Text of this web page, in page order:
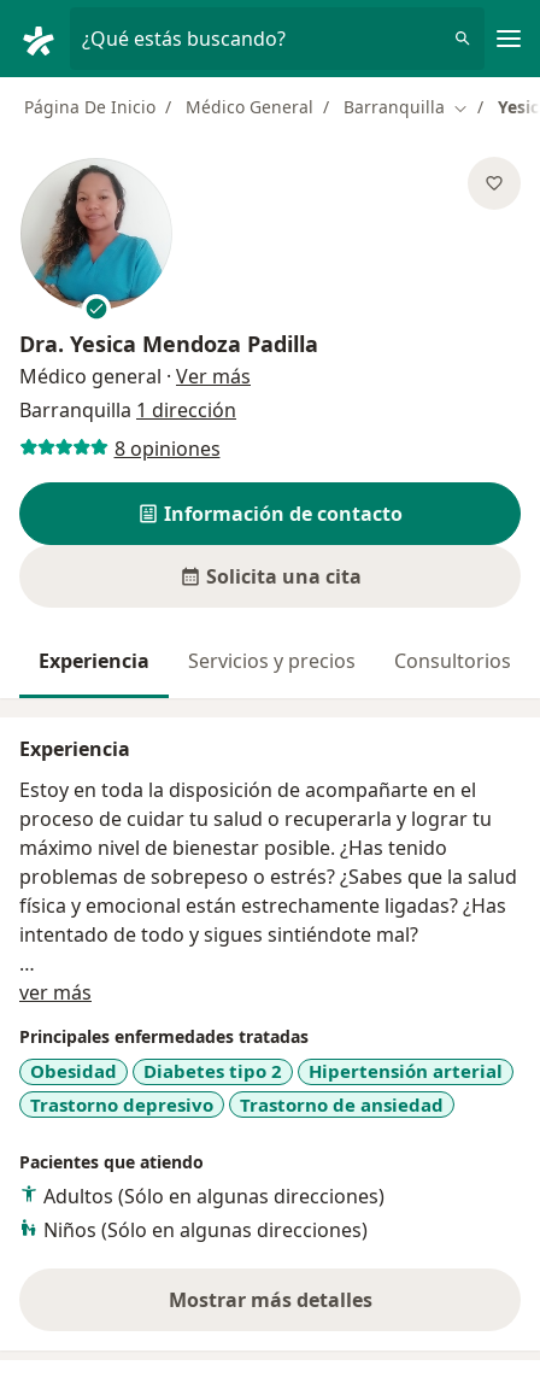
¿Qué estás buscando?
Página De Inicio Médico General Barranquilla Cambiar
Dra. Yesica Mendoza Padilla
Médico general · Ver más
Barranquilla 1 dirección
8 opiniones
Información de contacto
Solicita una cita
Experiencia Servicios y precios Consultorios
Experiencia
Estoy en toda la disposición de acompañarte en el
proceso de cuidar tu salud o recuperarla y lograr tu
máximo nivel de bienestar posible. ¿Has tenido
problemas de sobrepeso o estrés? ¿Sabes que la salud
física y emocional están estrechamente ligadas? ¿Has
intentado de todo y sigues sintiéndote mal?
Yo puedo ayudarte a que en el corto plazo puedas
tu alcance.
Agenda una cita conmigo y construyamos juntos una
Además, trabajo cada día por devolverle a la medicina
su carácter social y humano. Por eso el 25% del valor
ver más
Principales enfermedades tratadas
Obesidad Diabetes tipo 2
Hipertensión arterial
Trastorno depresivo
Trastorno de ansiedad
Pacientes que atiendo
Adultos (Sólo en algunas direcciones)
Niños (Sólo en algunas direcciones)
Mostrar más detalles
sobre la experiencia